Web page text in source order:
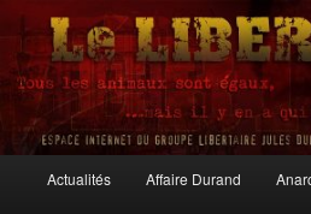
Aller
contenu
principal
Aller
contenu
secondaire
Le Libertaire
principal
Actualités Affaire Durand